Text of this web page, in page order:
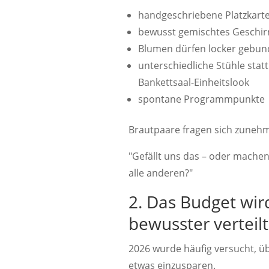
handgeschriebene
bewusst gemischtes
Blumen dürfen locker
unterschiedliche Stühle statt
Bankettsaal-Einheitslook
spontane Programmpunkte
Brautpaare fragen sich
"Gefällt uns das – oder
alle anderen?"
2. Das Budget
bewusster verteilt
2026 wurde häufig versucht,
etwas einzusparen.